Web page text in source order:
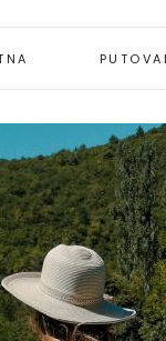
PUTOPISI
KAMO ZA
SAVJETI